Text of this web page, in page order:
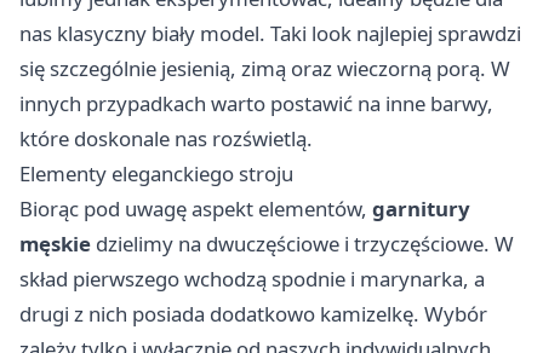
nas klasyczny biały model. Taki look najlepiej sprawdzi
się szczególnie jesienią, zimą oraz wieczorną porą. W
innych przypadkach warto postawić na inne barwy,
które doskonale nas rozświetlą.
Elementy eleganckiego stroju
Biorąc pod uwagę aspekt elementów, garnitury
męskie dzielimy na dwuczęściowe i trzyczęściowe. W
skład pierwszego wchodzą spodnie i marynarka, a
drugi z nich posiada dodatkowo kamizelkę. Wybór